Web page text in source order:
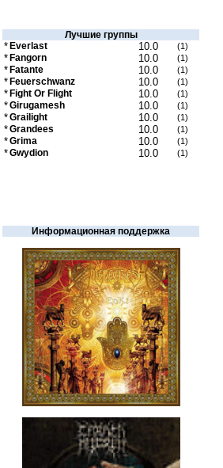
Лучшие группы
* Everlast 10.0 (1)
* Fangorn 10.0 (1)
* Fatante 10.0 (1)
* Feuerschwanz 10.0 (1)
* Fight Or Flight 10.0 (1)
*Girugamesh 10.0 (1)
*Grailight 10.0 (1)
*Grandees 10.0 (1)
*Grima 10.0 (1)
*Gwydion 10.0 (1)
Информационная поддержка